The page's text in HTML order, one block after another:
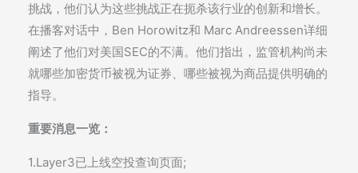
挑战，他们认为这些挑战正在扼杀该行业的创新和增长。
在播客对话中，Ben Horowitz和 Marc Andreessen详细
阐述了他们对美国SEC的不满。他们指出，监管机构尚未
就哪些加密货币被视为证券、哪些被视为商品提供明确的
指导。
重要消息一览：
1.Layer3已上线空投查询页面;